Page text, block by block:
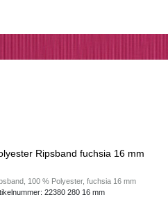
Ripsband fuchsia 16 mm
100 % Polyester, fuchsia 16 mm
22380 280 16 mm